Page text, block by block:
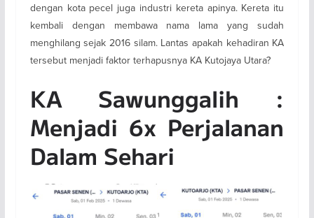
dengan kota pecel juga industri kereta apinya. Kereta itu
kembali dengan membawa nama lama yang sudah
menghilang sejak 2016 silam. Lantas apakah kehadiran KA
tersebut menjadi faktor terhapusnya KA Kutojaya Utara?
KA Sawunggalih :
Menjadi 6x Perjalanan
Dalam Sehari